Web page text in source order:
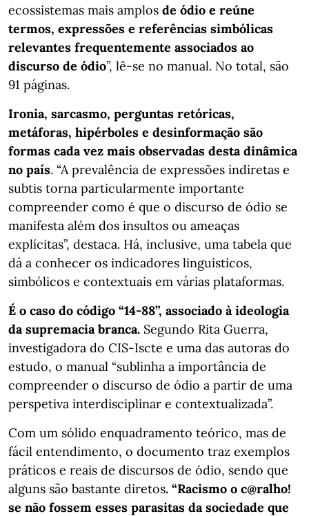
ecossistemas mais amplos de ódio e reúne
termos, expressões e referências simbólicas
relevantes frequentemente associados ao
discurso de ódio”, lê-se no manual. No total, são
91 páginas.
Ironia, sarcasmo, perguntas retóricas,
metáforas, hipérboles e desinformação são
formas cada vez mais observadas desta dinâmica
no país. “A prevalência de expressões indiretas e
subtis torna particularmente importante
compreender como é que o discurso de ódio se
manifesta além dos insultos ou ameaças
explícitas”, destaca. Há, inclusive, uma tabela que
dá a conhecer os indicadores linguísticos,
simbólicos e contextuais em várias plataformas.
É o caso do código “14-88”, associado à ideologia
da supremacia branca. Segundo Rita Guerra,
investigadora do CIS-Iscte e uma das autoras do
estudo, o manual “sublinha a importância de
compreender o discurso de ódio a partir de uma
perspetiva interdisciplinar e contextualizada”.
Com um sólido enquadramento teórico, mas de
fácil entendimento, o documento traz exemplos
práticos e reais de discursos de ódio, sendo que
alguns são bastante diretos. “Racismo o c@ralho!
se não fossem esses parasitas da sociedade que